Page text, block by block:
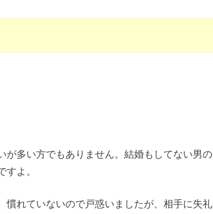
多い方でもありません。結婚もしてない男の
よ。
慣れていないので戸惑いましたが、相手に失礼